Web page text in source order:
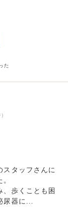
た
スタッフさんに
、歩くことも困
器に...